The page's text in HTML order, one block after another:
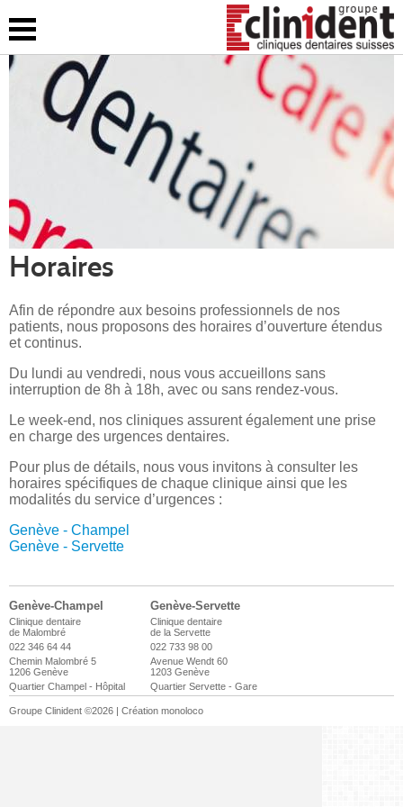
Accueil
clinident
Nos cliniques
Horaires
Afin de répondre aux besoins professionnels de nos
patients, nous proposons des horaires d’ouverture étendus
et continus.
Du lundi au vendredi, nous vous accueillons sans
interruption de 8h à 18h, avec ou sans rendez-vous.
Le week-end, nos cliniques assurent également une prise
en charge des urgences dentaires.
Pour plus de détails, nous vous invitons à consulter les
horaires spécifiques de chaque clinique ainsi que les
modalités du service d’urgences :
Genève - Champel
Genève - Servette
Genève-Champel
Clinique dentaire
de Malombré
022 346 64 44
Chemin Malombré 5
1206 Genève
Quartier Champel - Hôpital
Genève-Servette
Clinique dentaire
de la Servette
022 733 98 00
Avenue Wendt 60
1203 Genève
Quartier Servette - Gare
Groupe Clinident ©2026 | Création monoloco